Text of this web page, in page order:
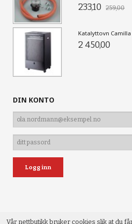
233,10 259,00
Katalyttovn Camilla
2 450,00
DIN KONTO
Vår nettbutikk bruker cookies slik at du